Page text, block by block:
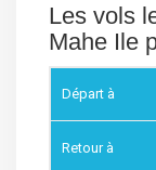
Les vols
Mahe Ile